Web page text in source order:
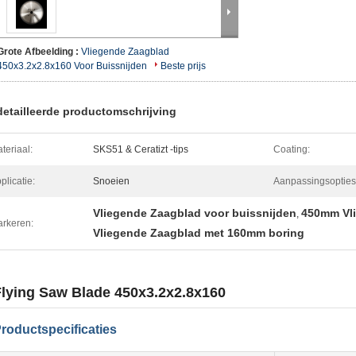
Afbeelding : Vliegende Zaagblad
Voor Buissnijden
Beste prijs
productomschrijving
SKS51 & Ceratizt -tips Coating:
Snoeien
Vliegende Zaagblad voor buissnijden, 450mm
Vliegende Zaagblad met 160mm boring
Saw Blade 450x3.2x2.8x160